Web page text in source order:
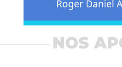
Roger Daniel
NOS